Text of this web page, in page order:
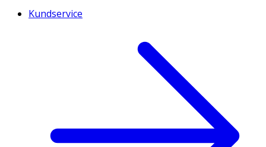
Kundservice